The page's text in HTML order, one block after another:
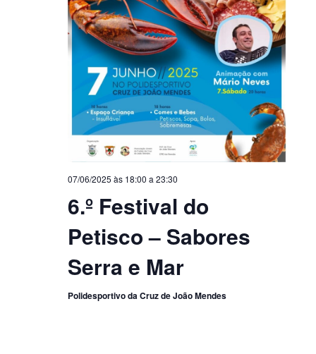
6.º Festival do
Petisco – Sabores
Serra e Mar
07/06/2025 às 18:00 a 23:30
Polidesportivo da Cruz de João Mendes